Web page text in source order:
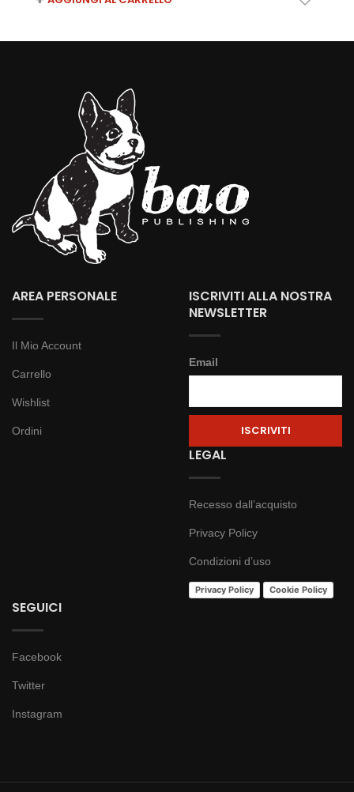
AREA PERSONALE
Il Mio Account
Carrello
Wishlist
Ordini
ISCRIVITI ALLA NOSTRA
NEWSLETTER
Email
LEGAL
Recesso dall’acquisto
Privacy Policy
Condizioni d’uso
Privacy Policy Cookie Policy
SEGUICI
Facebook
Twitter
Instagram